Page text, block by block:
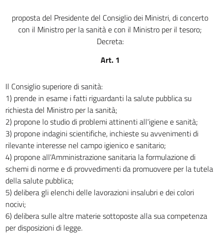
16
TITOLO III
DISPOSIZIONI COMUNI AL CONSIGLIO SUPERIORE DI SANITÀ E AI CONSIGLI
18
TITOLO IV
UFFICIO MEDICO LEGALE
19
20
proposta del Presidente del Consiglio dei Ministri, di concerto
con il Ministro per la sanità e con il Ministro per il tesoro;
Decreta:
Art. 1
Il Consiglio superiore di sanità:
1) prende in esame i fatti riguardanti la salute pubblica su
richiesta del Ministro per la sanità;
2) propone lo studio di problemi attinenti all'igiene e sanità;
3) propone indagini scientifiche, inchieste su avvenimenti di
rilevante interesse nel campo igienico e sanitario;
4) propone all'Amministrazione sanitaria la formulazione di
schemi di norme e di provvedimenti da promuovere per la tutela
della salute pubblica;
5) delibera gli elenchi delle lavorazioni insalubri e dei colori
nocivi;
6) delibera sulle altre materie sottoposte alla sua competenza
per disposizioni di legge.